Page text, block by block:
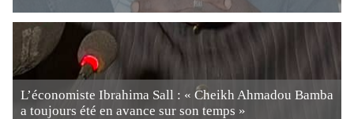
L’économiste Ibrahima Sall : « Cheikh Ahmadou Bamba
a toujours été en avance sur son temps »